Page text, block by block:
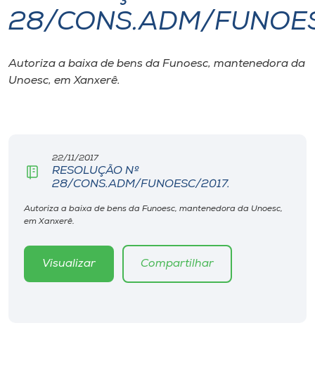
I.nova
Diplomados
Rádio
28/CONS.ADM/
Autoriza a baixa de bens da Funoesc, mantenedora da
Unoesc, em Xanxerê.
22/11/2017
RESOLUÇÃO Nº
28/CONS.ADM/FUNOESC/2017.
Autoriza a baixa de bens da Funoesc, mantenedora da Unoesc,
em Xanxerê.
Visualizar Compartilhar